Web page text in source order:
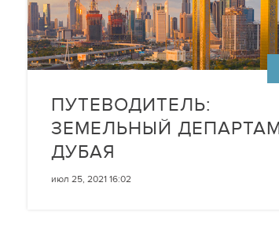
ПУТЕВОДИТЕЛЬ:
ЗЕМЕЛЬНЫЙ
ДУБАЯ
июл 25, 2021 16:02